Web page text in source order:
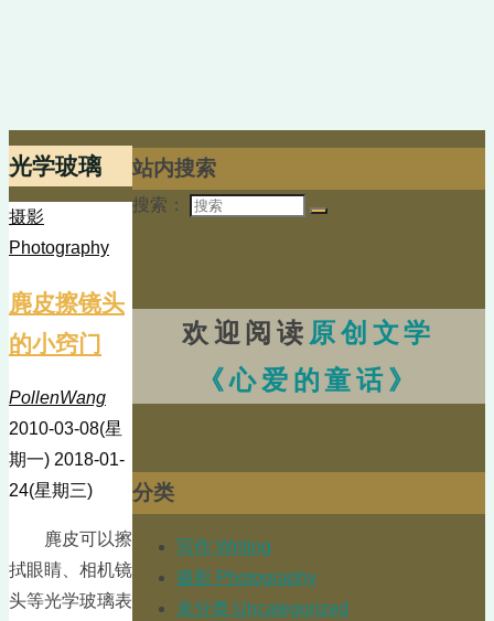
光学玻璃
摄影
Photography
麂皮擦镜头
的小窍门
PollenWang
2010-03-08(星
期一) 2018-01-
24(星期三)
麂皮可以擦
拭眼睛、相机镜
头等光学玻璃表
站内搜索
搜索：
欢迎阅读 原创文学
《心爱的童话》
分类
写作 Writing
摄影 Photography
未分类 Uncategorized